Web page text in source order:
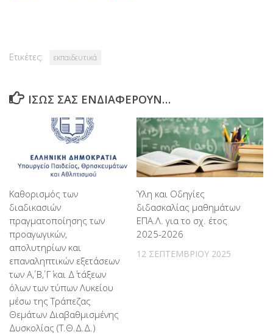
Ετικέτες: εκπαιδευτικά
ΊΣΩΣ ΣΑΣ ΕΝΔΙΑΦΈΡΟΥΝ…
Καθορισμός των
διαδικασιών
πραγματοποίησης των
προαγωγικών,
απολυτηρίων και
επαναληπτικών εξετάσεων
των Α΄, Β΄, Γ΄ και Δ΄ τάξεων
όλων των τύπων Λυκείου
μέσω της Τράπεζας
Θεμάτων Διαβαθμισμένης
Δυσκολίας (Τ.Θ.Δ.Δ.)
Ύλη και Οδηγίες
διδασκαλίας μαθημάτων
ΕΠΑ.Λ. για το σχ. έτος
2025-2026
12 ΣΕΠΤΕΜΒΡΊΟΥ 2025